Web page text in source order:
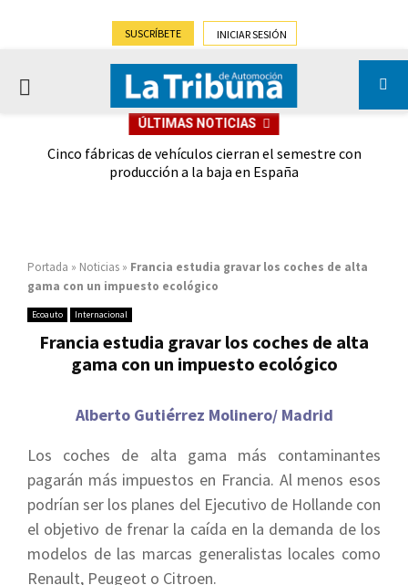
SUSCRÍBETE INICIAR SESIÓN
PRIMARY
ÚLTIMAS NOTICIAS
Cinco fábricas de vehículos cierran el semestre con
producción a la baja en España
Portada » Noticias » Francia estudia gravar los coches de alta
gama con un impuesto ecológico
Ecoauto Internacional
Francia estudia gravar los coches de alta
gama con un impuesto ecológico
Alberto Gutiérrez Molinero/ Madrid
Los coches de alta gama más contaminantes
pagarán más impuestos en Francia. Al menos esos
podrían ser los planes del Ejecutivo de Hollande con
el objetivo de frenar la caída en la demanda de los
modelos de las marcas generalistas locales como
Renault, Peugeot o Citroen.